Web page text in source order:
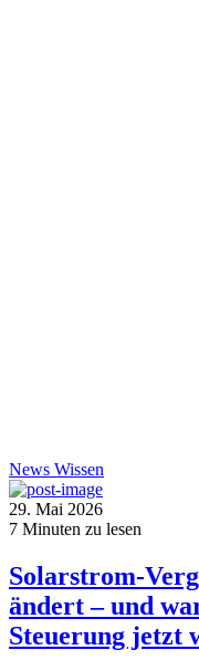
News Wissen
29. Mai 2026
7 Minuten zu lesen
Solarstrom-
ändert – und
Steuerung jetzt